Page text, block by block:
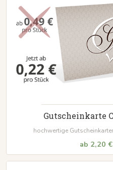
Gutscheinkarte
hochwertige
ab 2,20 €